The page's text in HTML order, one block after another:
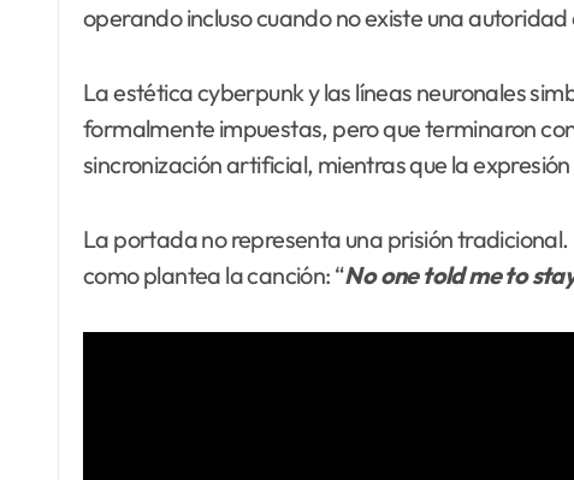
operando incluso cuando no existe una
La estética cyberpunk y las líneas neuronales
formalmente impuestas, pero que terminaron
sincronización artificial, mientras que la
La portada no representa una prisión
como plantea la canción: “No one told me to